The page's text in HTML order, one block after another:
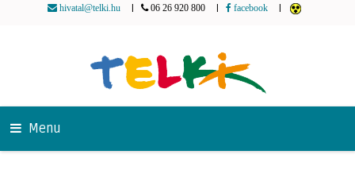
hivatal@telki.hu 06 26 920 800 facebook
Menu